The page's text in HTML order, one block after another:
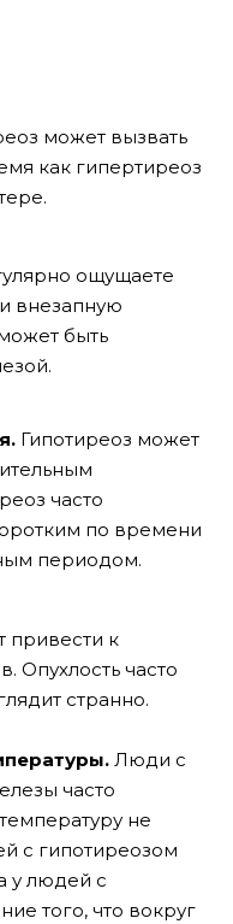
может вызвать
как гипертиреоз
ощущаете
внезапную
быть
Гипотиреоз может
часто
по времени
периодом.
привести к
Опухлость часто
странно.
Люди с
часто
не
с гипотиреозом
у людей с
того, что вокруг